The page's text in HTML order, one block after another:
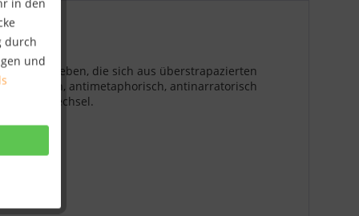
in den
durch
und
erschrieben, die sich aus überstrapazierten
antimetaphorisch, antinarratorisch